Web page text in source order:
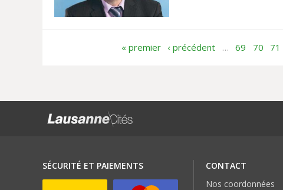
« premier ‹ précédent … 69 70 71
SÉCURITÉ ET PAIEMENTS
CONTACT
Nos coordonnées